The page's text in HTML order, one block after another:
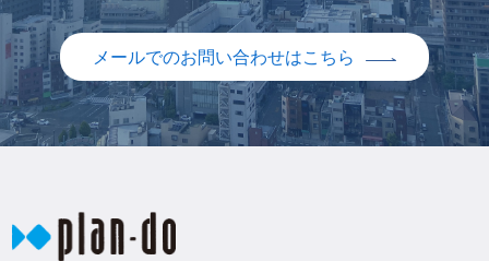
メールでのお問い合わせはこちら